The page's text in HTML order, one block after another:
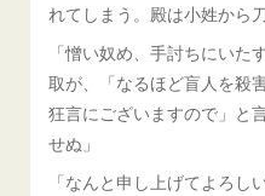
れてしまう。殿は小姓から刀
「憎い奴め、手討ちにい
取が、「なるほど盲人を殺
狂言にございますので」と
せぬ」
「なんと申し上げてよろし